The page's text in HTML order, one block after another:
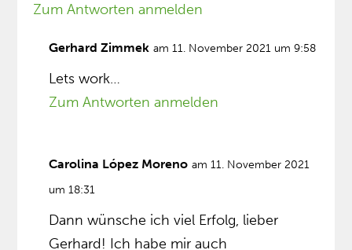
Zum Antworten anmelden
Gerhard Zimmek am 11. November 2021 um 9:58
Lets work…
Zum Antworten anmelden
Carolina López Moreno am 11. November 2021
um 18:31
Dann wünsche ich viel Erfolg, lieber
Gerhard! Ich habe mir auch